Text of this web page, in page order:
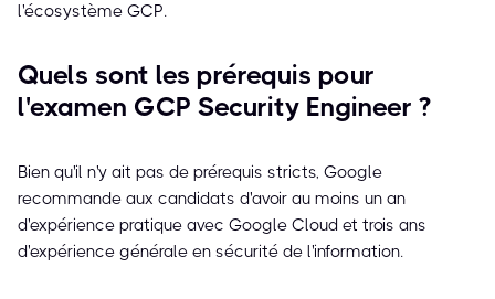
l'écosystème GCP.
Quels sont les prérequis pour
l'examen GCP Security Engineer ?
Bien qu'il n'y ait pas de prérequis stricts, Google
recommande aux candidats d'avoir au moins un an
d'expérience pratique avec Google Cloud et trois ans
d'expérience générale en sécurité de l'information.